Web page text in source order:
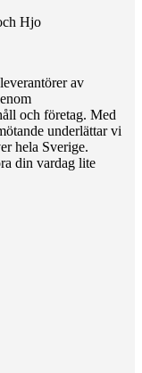
Hjo
av
och företag. Med
underlättar vi
hela Sverige.
din vardag lite